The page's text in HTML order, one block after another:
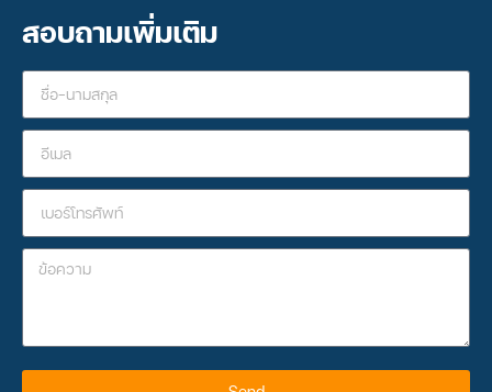
สอบถามเพิ่มเติม